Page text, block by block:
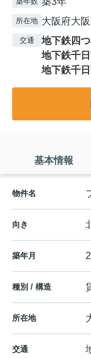
所在地 大阪府大
交通 地下鉄四
地下鉄千
地下鉄千
基本情報
物件名
向き
築年月
種別 / 構造
所在地
交通